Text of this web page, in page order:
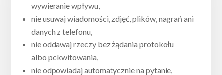
wywieranie wpływu,
nie usuwaj wiadomości, zdjęć, plików, nagrań ani
danych z telefonu,
nie oddawaj rzeczy bez żądania protokołu
albo pokwitowania,
nie odpowiadaj automatycznie na pytanie,